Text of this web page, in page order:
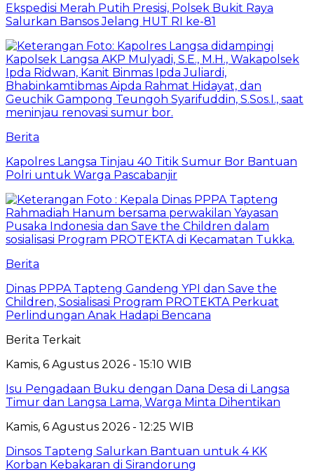
Ekspedisi Merah Putih Presisi, Polsek Bukit Raya
Salurkan Bansos Jelang HUT RI ke-81
Berita
Kapolres Langsa Tinjau 40 Titik Sumur Bor Bantuan
Polri untuk Warga Pascabanjir
Berita
Dinas PPPA Tapteng Gandeng YPI dan Save the
Children, Sosialisasi Program PROTEKTA Perkuat
Perlindungan Anak Hadapi Bencana
Berita Terkait
Kamis, 6 Agustus 2026 - 15:10 WIB
Isu Pengadaan Buku dengan Dana Desa di Langsa
Timur dan Langsa Lama, Warga Minta Dihentikan
Kamis, 6 Agustus 2026 - 12:25 WIB
Dinsos Tapteng Salurkan Bantuan untuk 4 KK
Korban Kebakaran di Sirandorung